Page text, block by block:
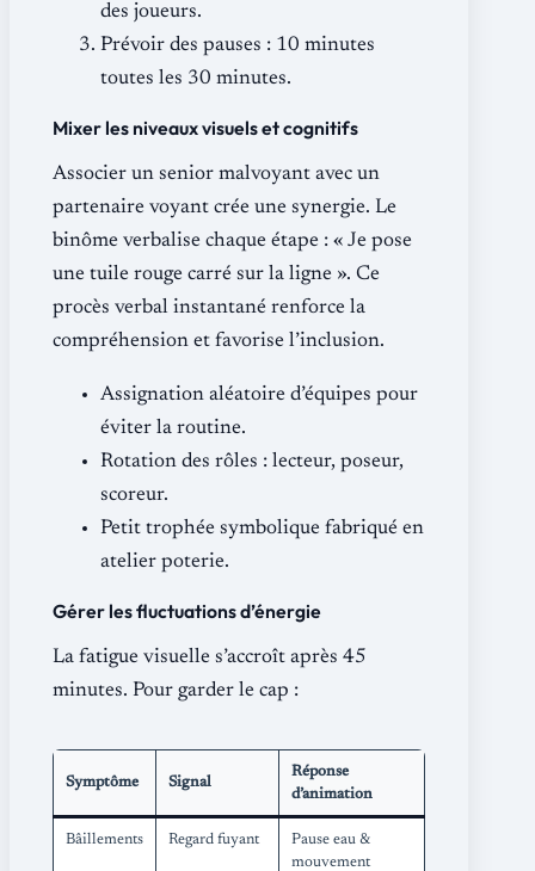
des joueurs.
Prévoir des pauses : 10 minutes
toutes les 30 minutes.
Mixer les niveaux visuels et cognitifs
Associer un senior malvoyant avec un
partenaire voyant crée une synergie. Le
binôme verbalise chaque étape : « Je pose
une tuile rouge carré sur la ligne ». Ce
procès verbal instantané renforce la
compréhension et favorise l’inclusion.
Assignation aléatoire d’équipes pour
éviter la routine.
Rotation des rôles : lecteur, poseur,
scoreur.
Petit trophée symbolique fabriqué en
atelier poterie.
Gérer les fluctuations d’énergie
La fatigue visuelle s’accroît après 45
minutes. Pour garder le cap :
Symptôme Signal
Réponse
d’animation
Bâillements Regard fuyant
Pause eau &
mouvement